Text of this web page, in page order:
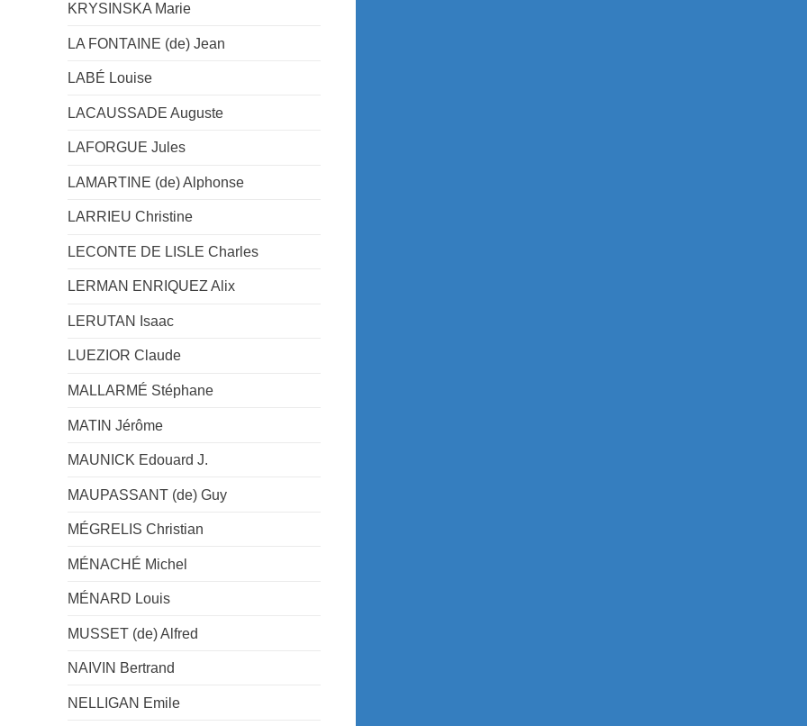
KRYSINSKA Marie
LA FONTAINE (de) Jean
LABÉ Louise
LACAUSSADE Auguste
LAFORGUE Jules
LAMARTINE (de) Alphonse
LARRIEU Christine
LECONTE DE LISLE Charles
LERMAN ENRIQUEZ Alix
LERUTAN Isaac
LUEZIOR Claude
MALLARMÉ Stéphane
MATIN Jérôme
MAUNICK Edouard J.
MAUPASSANT (de) Guy
MÉGRELIS Christian
MÉNACHÉ Michel
MÉNARD Louis
MUSSET (de) Alfred
NAIVIN Bertrand
NELLIGAN Emile